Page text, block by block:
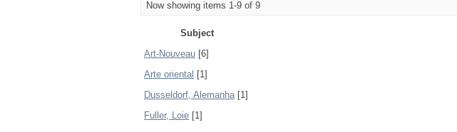
Now showing items 1-9 of 9
Subject
Art-Nouveau [6]
Arte oriental [1]
Dusseldorf, Alemanha[1]
Fuller, Loie [1]